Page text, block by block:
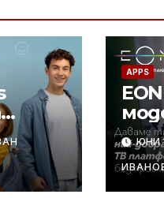
APPS
за всички
ЮНИ